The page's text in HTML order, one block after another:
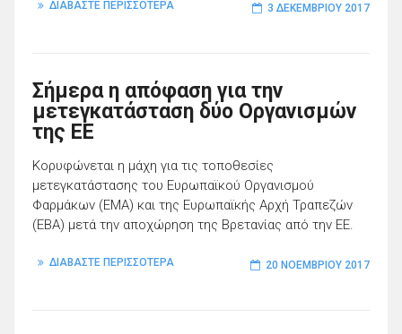
ΔΙΑΒΑΣΤΕ ΠΕΡΙΣΣΟΤΕΡΑ 3 ΔΕΚΕΜΒΡΊΟΥ 2017
Σήμερα η απόφαση για την
μετεγκατάσταση δύο Οργανισμών
της ΕΕ
Κορυφώνεται η μάχη για τις τοποθεσίες
μετεγκατάστασης του Ευρωπαϊκού Οργανισμού
Φαρμάκων (EMA) και της Ευρωπαϊκής Αρχή Τραπεζών
(EBA) μετά την αποχώρηση της Βρετανίας από την ΕΕ.
ΔΙΑΒΑΣΤΕ ΠΕΡΙΣΣΟΤΕΡΑ 20 ΝΟΕΜΒΡΊΟΥ 2017